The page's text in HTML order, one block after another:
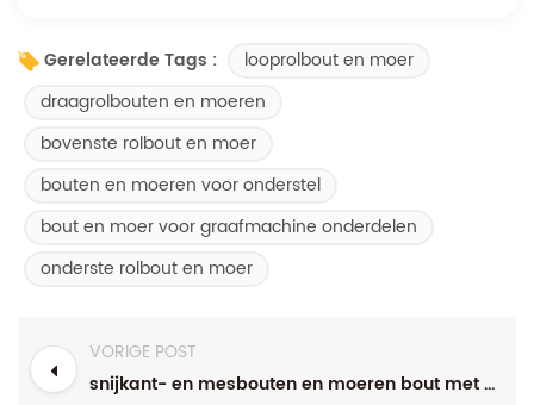
Gerelateerde Tags :
looprolbout en moer
draagrolbouten en moeren
bovenste rolbout en moer
bouten en moeren voor onderstel
bout en moer voor graafmachine onderdelen
onderste rolbout en moer
VORIGE POST
snijkant- en mesbouten en moeren bout met hoge weerstand